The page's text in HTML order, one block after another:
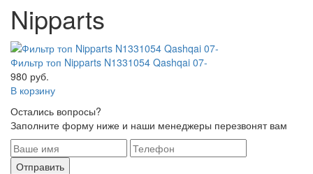
Nipparts
Фильтр топ Nipparts N1331054 Qashqai 07-
980 руб.
В корзину
Остались вопросы?
Заполните форму ниже и наши менеджеры перезвонят вам
Отправить